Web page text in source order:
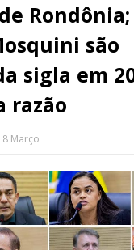
Rondônia;
são
sigla em
razão
Março